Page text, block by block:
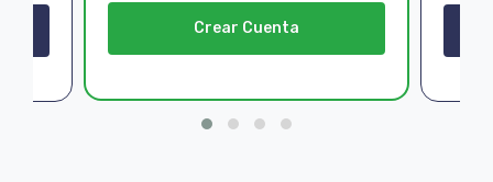
Crear Cuenta